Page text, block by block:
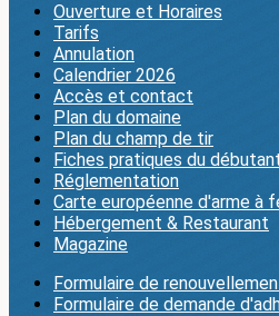
Ouverture et Horaires
Tarifs
Annulation
Calendrier 2026
Accès et contact
Plan du domaine
Plan du champ de tir
Fiches pratiques du
Réglementation
Carte européenne d'arme à
Hébergement & Restaurant
Magazine
Formulaire de
Formulaire de demande